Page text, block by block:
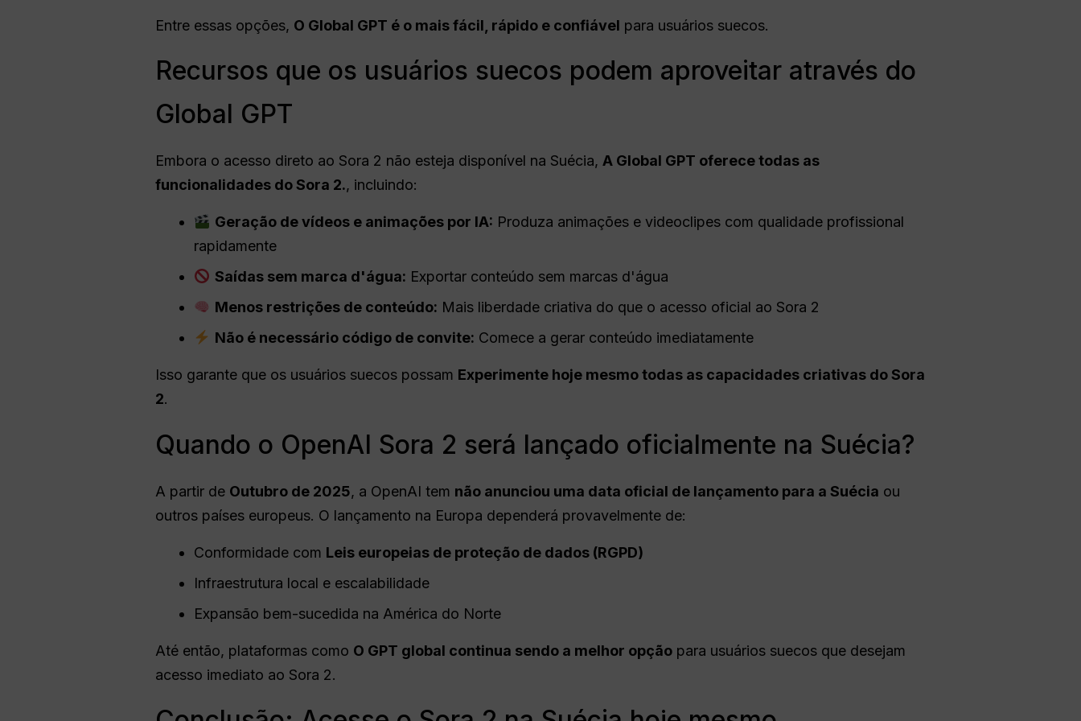
Entre essas opções, O Global GPT é o mais fácil, rápido e confiável para usuários suecos.
Recursos que os usuários suecos podem aproveitar através do
Global GPT
Embora o acesso direto ao Sora 2 não esteja disponível na Suécia, A Global GPT oferece todas as
funcionalidades do Sora 2., incluindo:
Geração de vídeos e animações por IA: Produza animações e videoclipes com qualidade profissional
rapidamente
Saídas sem marca d'água: Exportar conteúdo sem marcas d'água
Menos restrições de conteúdo: Mais liberdade criativa do que o acesso oficial ao Sora 2
Não é necessário código de convite: Comece a gerar conteúdo imediatamente
Isso garante que os usuários suecos possam Experimente hoje mesmo todas as capacidades criativas do Sora
2.
Quando o OpenAI Sora 2 será lançado oficialmente na Suécia?
A partir de Outubro de 2025, a OpenAI tem não anunciou uma data oficial de lançamento para a Suécia ou
outros países europeus. O lançamento na Europa dependerá provavelmente de:
Conformidade com Leis europeias de proteção de dados (RGPD)
Infraestrutura local e escalabilidade
Expansão bem-sucedida na América do Norte
Até então, plataformas como O GPT global continua sendo a melhor opção para usuários suecos que desejam
acesso imediato ao Sora 2.